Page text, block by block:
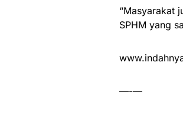
“Masyarakat
SPHM yang
—-—